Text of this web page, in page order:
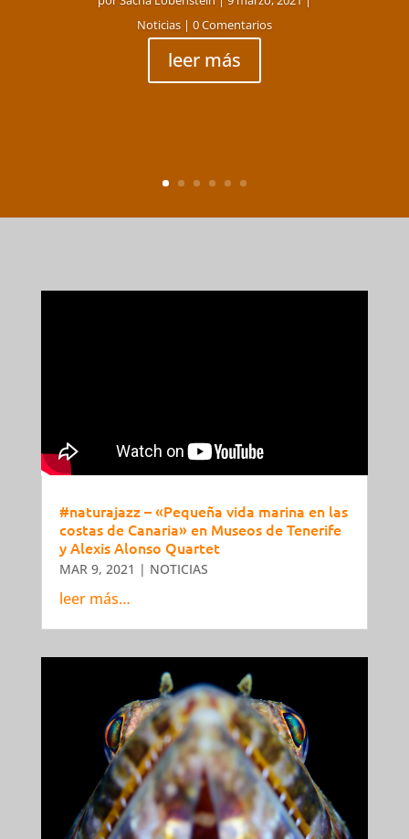
Noticias | 0 Comentarios
leer más
#naturajazz​ – «Pequeña vida marina en las
costas de Canaria» en Museos de Tenerife
y Alexis Alonso Quartet
MAR 9, 2021 | NOTICIAS
leer más…